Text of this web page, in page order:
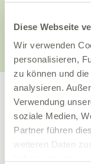
Diese Webseite
Wir verwenden
personalisieren,
zu können und
analysieren.
Verwendung
soziale Medien,
Partner führen
weiteren Daten
Dokumenten &
Vollständig
Hunderte